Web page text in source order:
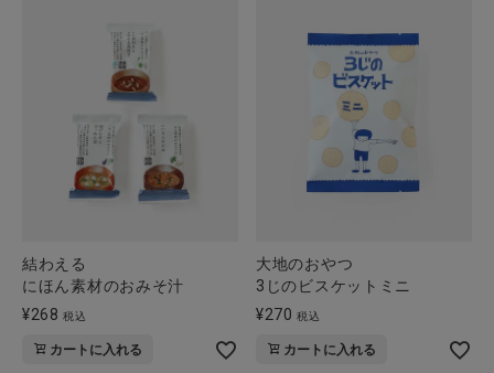
結わえる
にほん素材のおみそ汁
¥268 税込
カートに入れる
大地のおやつ
3じのビスケットミニ
¥270 税込
カートに入れる